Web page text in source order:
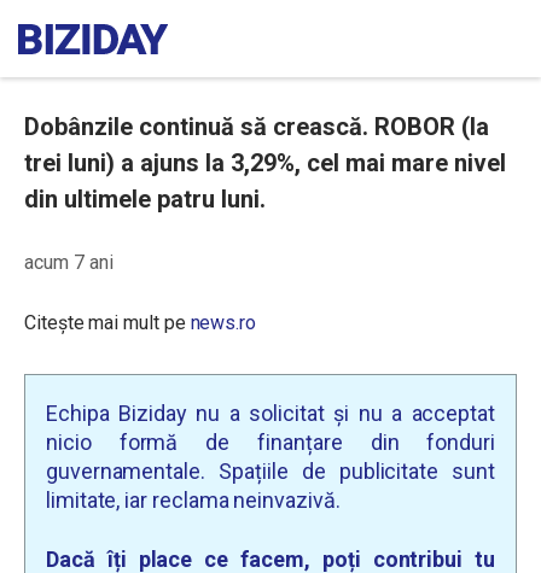
Dobânzile continuă să crească. ROBOR (la
trei luni) a ajuns la 3,29%, cel mai mare nivel
din ultimele patru luni.
acum 7 ani
Citește mai mult pe news.ro
Echipa Biziday nu a solicitat și nu a acceptat
nicio formă de finanțare din fonduri
guvernamentale. Spațiile de publicitate sunt
limitate, iar reclama neinvazivă.
Dacă îți place ce facem, poți contribui tu